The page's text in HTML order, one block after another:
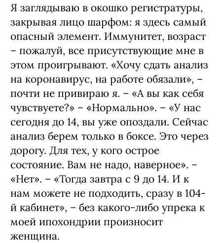
Я заглядываю в окошко регистратуры,
закрывая лицо шарфом: я здесь самый
опасный элемент. Иммунитет, возраст
– пожалуй, все присутствующие мне в
этом проигрывают. «Хочу сдать анализ
на коронавирус, на работе обязали», –
почти не привираю я. – «А вы как себя
чувствуете?» – «Нормально». – «У нас
сегодня до 14, вы уже опоздали. Сейчас
анализ берем только в боксе. Это через
дорогу. Для тех, у кого острое
состояние. Вам не надо, наверное». –
«Нет». – «Тогда завтра с 9 до 14. И к
нам можете не подходить, сразу в 104-
й кабинет», – без какого-либо упрека к
моей ипохондрии произносит
женщина.